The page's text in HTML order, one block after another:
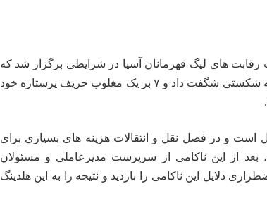
های لیگ قهرمانان آسیا در شرایطی برگزار شد که
استقلال در امارات برابر الوصل تن به شکستی شگفت داد و ۷ بر یک مغلوب حریف پرستاره خود
است و در فصل نقل و انتقالات هزینه های بسیاری برای
از این ناکامی از سرپرست مدیرعاملی و مسئولان
دلایل این ناکامی را بازدید و نتیجه را به این هلدینگ